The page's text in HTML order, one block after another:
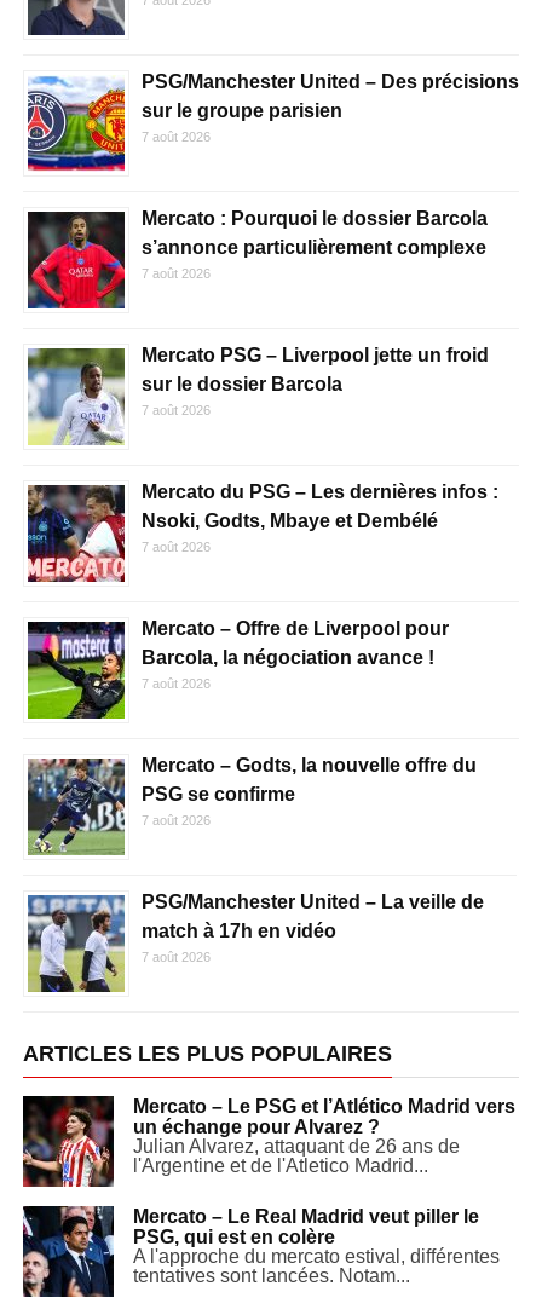
PSG/Manchester United – Des précisions
sur le groupe parisien
7 août 2026
Mercato : Pourquoi le dossier Barcola
s’annonce particulièrement complexe
7 août 2026
Mercato PSG – Liverpool jette un froid
sur le dossier Barcola
7 août 2026
Mercato du PSG – Les dernières infos :
Nsoki, Godts, Mbaye et Dembélé
7 août 2026
Mercato – Offre de Liverpool pour
Barcola, la négociation avance !
7 août 2026
Mercato – Godts, la nouvelle offre du
PSG se confirme
7 août 2026
PSG/Manchester United – La veille de
match à 17h en vidéo
7 août 2026
ARTICLES LES PLUS POPULAIRES
Mercato – Le PSG et l’Atlético Madrid vers
un échange pour Alvarez ?
Julian Alvarez, attaquant de 26 ans de
l'Argentine et de l'Atletico Madrid...
Mercato – Le Real Madrid veut piller le
PSG, qui est en colère
A l'approche du mercato estival, différentes
tentatives sont lancées. Notam...